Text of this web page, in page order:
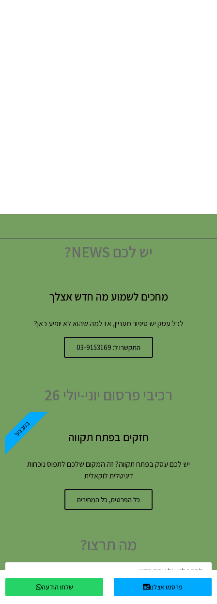
יש לכם NEWS?
מחכים לשמוע מה חדש אצלך
לכל עסק יש סיפור מעניין, אז למה שהוא לא יופיע כאן?
התקשרו ל: 03-9153169
רכיבי פרסום יוני-יולי 26
חזקים בפתח תקווה
יש לכם עסק בפתח תקווה? זה המקום שלכם לתפוס נוכחות
דיגיטלית לוקאלית
כל הפרטים, כל המחירים
במבצע!
מה תרצו?
פרסמו אצלנו שלחו הודעה